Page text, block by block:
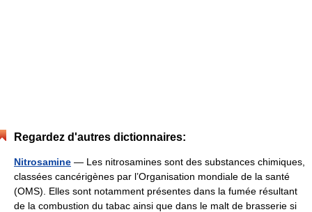
Regardez d'autres dictionnaires:
Nitrosamine — Les nitrosamines sont des substances chimiques,
classées cancérigènes par l’Organisation mondiale de la santé
(OMS). Elles sont notamment présentes dans la fumée résultant
de la combustion du tabac ainsi que dans le malt de brasserie si